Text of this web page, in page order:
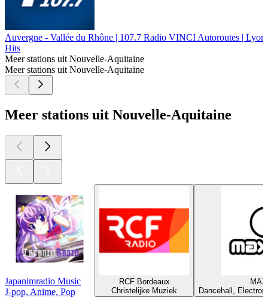
Auvergne - Vallée du Rhône | 107.7 Radio VINCI Autoroutes | Lyon
Hits
Meer stations uit Nouvelle-Aquitaine
Meer stations uit Nouvelle-Aquitaine
Meer stations uit Nouvelle-Aquitaine
Japanimradio Music
J-pop, Anime, Pop
RCF Bordeaux
Christelijke Muziek
Dancehall,